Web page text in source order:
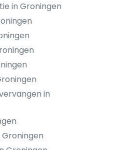
in Groningen
in